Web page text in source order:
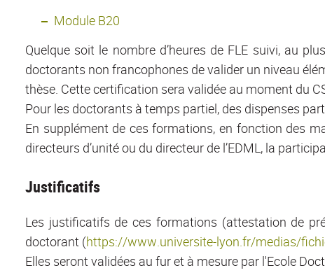
Module B20
Quelque soit le nombre d’heures de FLE suivi, au
doctorants non francophones de valider un niveau
thèse. Cette certification sera validée au moment du
Pour les doctorants à temps partiel, des dispenses
En supplément de ces formations, en fonction des
directeurs d’unité ou du directeur de l’EDML, la
Justificatifs
Les justificatifs de ces formations (attestation de
doctorant (https://www.universite-lyon.fr/medias/
Elles seront validées au fur et à mesure par l'Ecole